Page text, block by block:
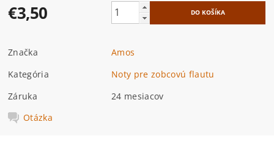
€3,50
Značka
Amos
Kategória
Noty pre zobcovú flautu
Záruka
24 mesiacov
Otázka